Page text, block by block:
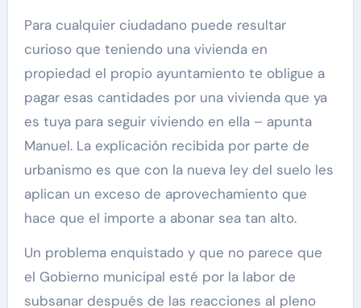
Para cualquier ciudadano puede resultar
curioso que teniendo una vivienda en
propiedad el propio ayuntamiento te obligue a
pagar esas cantidades por una vivienda que ya
es tuya para seguir viviendo en ella – apunta
Manuel. La explicación recibida por parte de
urbanismo es que con la nueva ley del suelo les
aplican un exceso de aprovechamiento que
hace que el importe a abonar sea tan alto.
Un problema enquistado y que no parece que
el Gobierno municipal esté por la labor de
subsanar después de las reacciones al pleno